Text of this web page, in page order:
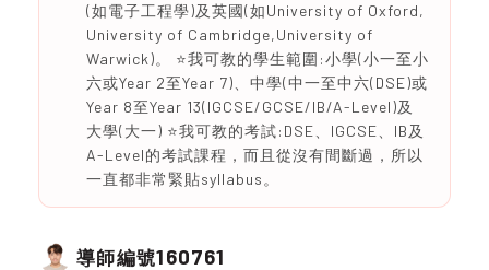
(如電子工程學)及英國(如University of Oxford,
University of Cambridge,University of
Warwick)。 ⭐️我可教的學生範圍:小學(小一至小
六或Year 2至Year 7)、中學(中一至中六(DSE)或
Year 8至Year 13(IGCSE/GCSE/IB/A-Level)及
大學(大一) ⭐️我可教的考試:DSE、IGCSE、IB及
A-Level的考試課程，而且從沒有間斷過，所以
一直都非常緊貼syllabus。
導師編號160761